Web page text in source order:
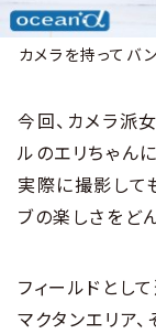
カメラを持ってバ
今回、カメラ派
ルのエリちゃん
実際に撮影して
ブの楽しさをど
フィールドとし
マクタンエリア